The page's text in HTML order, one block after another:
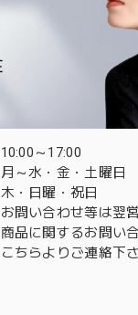
10:00～17:00
月～水・金・土曜日
木・日曜・祝日
お問い合わせ等は翌
商品に関するお問い
こちらよりご連絡下さ